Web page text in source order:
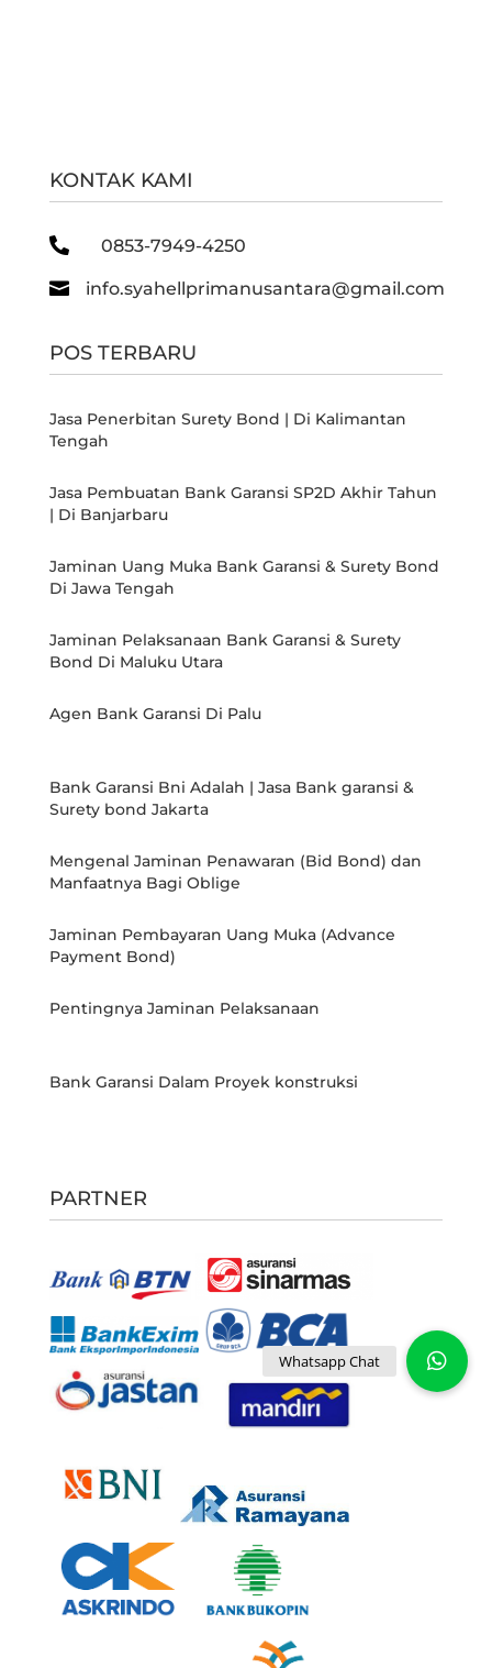
KONTAK KAMI
 0853-7949-4250
 info.syahellprimanusantara@gmail.com
POS TERBARU
Jasa Penerbitan Surety Bond | Di Kalimantan
Tengah
Jasa Pembuatan Bank Garansi SP2D Akhir Tahun
| Di Banjarbaru
Jaminan Uang Muka Bank Garansi & Surety Bond
Di Jawa Tengah
Jaminan Pelaksanaan Bank Garansi & Surety
Bond Di Maluku Utara
Agen Bank Garansi Di Palu
Bank Garansi Bni Adalah | Jasa Bank garansi &
Surety bond Jakarta
Mengenal Jaminan Penawaran (Bid Bond) dan
Manfaatnya Bagi Oblige
Jaminan Pembayaran Uang Muka (Advance
Payment Bond)
Pentingnya Jaminan Pelaksanaan
Bank Garansi Dalam Proyek konstruksi
PARTNER